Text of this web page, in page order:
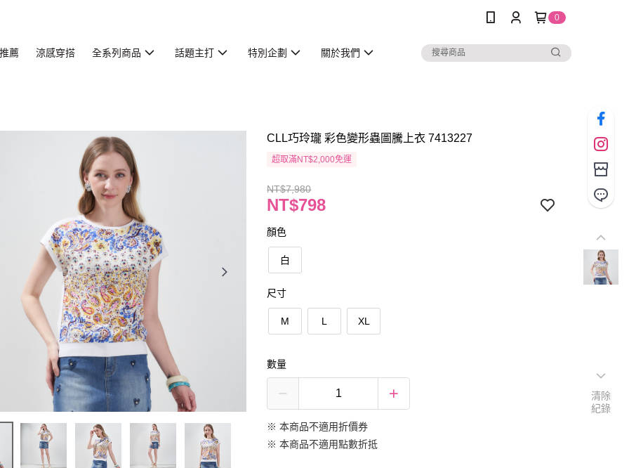
0
薦 涼感穿搭 全系列商品 話題主打 特別企劃 關於我們
CLL巧玲瓏 彩色變形蟲圖騰上衣 7413227
超取滿NT$2,000免運
NT$7,980
NT$798
顏色
白
尺寸
M L XL
數量
※ 本商品不適用折價券
※ 本商品不適用點數折抵
清除
紀錄